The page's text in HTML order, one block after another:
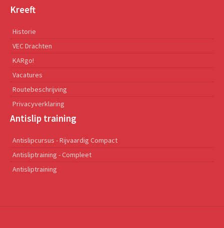
Kreeft
Historie
VEC Drachten
KARgo!
Vacatures
Routebeschrijving
Privacyverklaring
Antislip training
Antislipcursus - Rijvaardig Compact
Antisliptraining - Compleet
Antisliptraining